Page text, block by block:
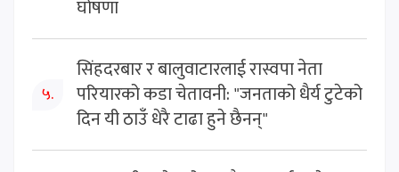
घोषणा
५.
सिंहदरबार र बालुवाटारलाई रास्वपा नेता
परियारको कडा चेतावनी: "जनताको धैर्य टुटेको
दिन यी ठाउँ धेरै टाढा हुने छैनन्"